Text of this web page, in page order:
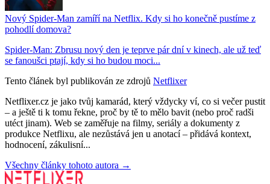
Nový Spider-Man zamíří na Netflix. Kdy si ho konečně pustíme z
pohodlí domova?
Spider-Man: Zbrusu nový den je teprve pár dní v kinech, ale už teď
se fanoušci ptají, kdy si ho budou moci...
Tento článek byl publikován ze zdrojů Netflixer
Netflixer.cz je jako tvůj kamarád, který vždycky ví, co si večer pustit
– a ještě ti k tomu řekne, proč by tě to mělo bavit (nebo proč radši
utéct jinam). Web se zaměřuje na filmy, seriály a dokumenty z
produkce Netflixu, ale nezůstává jen u anotací – přidává kontext,
hodnocení, zákulisní...
Všechny články tohoto autora →